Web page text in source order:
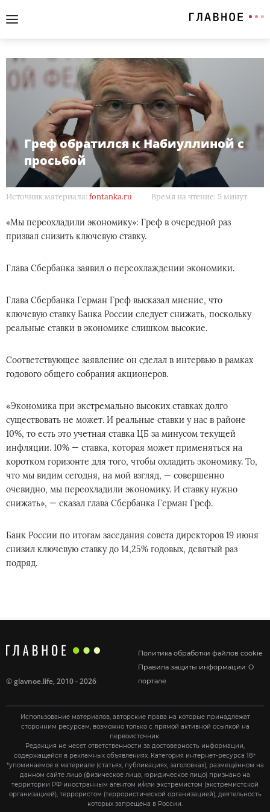
Греф обратился к Набиуллиной с
просьбой
Источник материала: fontanka.ru Время на чтение: 5 минут
«Мы переохладили экономику»: Греф в очередной раз
призвал снизить ключевую ставку.
Глава Сбербанка заявил о переохлаждении экономики.
Глава Сбербанка Герман Греф высказал мнение, что
ключевую ставку Банка России следует снижать, поскольку
реальные ставки в экономике слишком высокие.
Соответствующее заявление он сделал в интервью в рамках
годового общего собрания акционеров.
«Экономика при экстремально высоких ставках долго
существовать не может. И реальные ставки у нас в районе
10%, то есть это учетная ставка ЦБ за минусом текущей
инфляции. 10% — ставка, которая может применяться на
коротком горизонте для того, чтобы охладить экономику. То,
что мы видим сегодня, на мой взгляд, — совершенно
очевидно, мы переохладили экономику. И ставку нужно
снижать», — сказал глава Сбербанка Герман Греф.
Банк России по итогам заседания совета директоров 19 июня
снизил ключевую ставку до 14,25% годовых, девятый раз
подряд.
Политика обработки файлов cookie
Правила защиты информации О
портале
©glavnoe.life, 2010 - 2026
Использование материалов, авторские права на которые принадлежат
сторонним ресурсам, возможно только с прямой активной ссылкой на
первоисточник.
Редакция не несет ответственности за достоверность информации,
содержащейся в рекламных объявлениях. Категория интернет-ресурса 18+
*упоминаемое в материале (статьях, публикациях, заголовках), размещённом на
данном сайте лицо (физическое лицо, юридическое лицо) признано на
территории РФ иностранным агентом и/или экстремистом (экстремистской
организацией), террористом (террористической организацией), деятельность
которых запрещена в России.